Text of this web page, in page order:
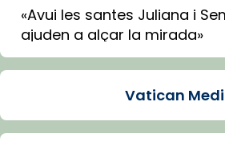
«Avui les santes Juliana i
ajuden a alçar la mirada»
Mons. Sergi Gordo, bisbe
Santes de Mataró.
🔗tinyurl.com/cvu5jmbk
Vatican